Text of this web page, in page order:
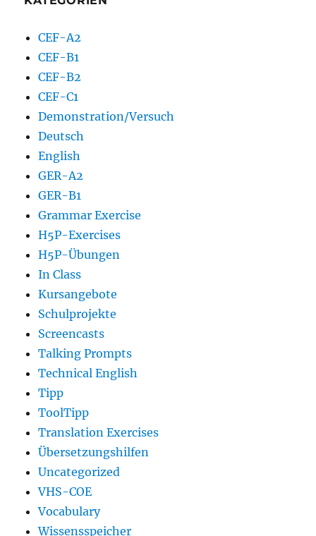
CEF-A2
CEF-B1
CEF-B2
CEF-C1
Demonstration/Versuch
Deutsch
English
GER-A2
GER-B1
Grammar Exercise
H5P-Exercises
H5P-Übungen
In Class
Kursangebote
Schulprojekte
Screencasts
Talking Prompts
Technical English
Tipp
ToolTipp
Translation Exercises
Übersetzungshilfen
Uncategorized
VHS-COE
Vocabulary
Wissensspeicher